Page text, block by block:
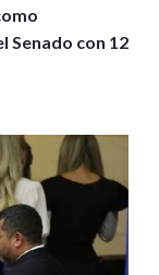
Senado con 12